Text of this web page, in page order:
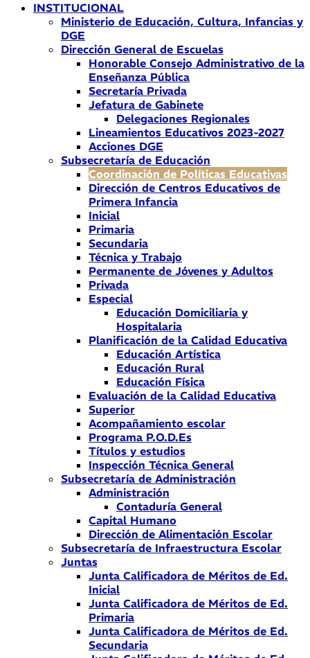
INSTITUCIONAL
Ministerio de Educación, Cultura, Infancias y
DGE
Dirección General de Escuelas
Honorable Consejo Administrativo de la
Enseñanza Pública
Secretaría Privada
Jefatura de Gabinete
Delegaciones Regionales
Lineamientos Educativos 2023-2027
Acciones DGE
Subsecretaría de Educación
Coordinación de Políticas Educativas
Dirección de Centros Educativos de
Primera Infancia
Inicial
Primaria
Secundaria
Técnica y Trabajo
Permanente de Jóvenes y Adultos
Privada
Especial
Educación Domiciliaria y
Hospitalaria
Planificación de la Calidad Educativa
Educación Artística
Educación Rural
Educación Física
Evaluación de la Calidad Educativa
Superior
Acompañamiento escolar
Programa P.O.D.Es
Títulos y estudios
Inspección Técnica General
Subsecretaría de Administración
Administración
Contaduría General
Capital Humano
Dirección de Alimentación Escolar
Subsecretaría de Infraestructura Escolar
Juntas
Junta Calificadora de Méritos de Ed.
Inicial
Junta Calificadora de Méritos de Ed.
Primaria
Junta Calificadora de Méritos de Ed.
Secundaria